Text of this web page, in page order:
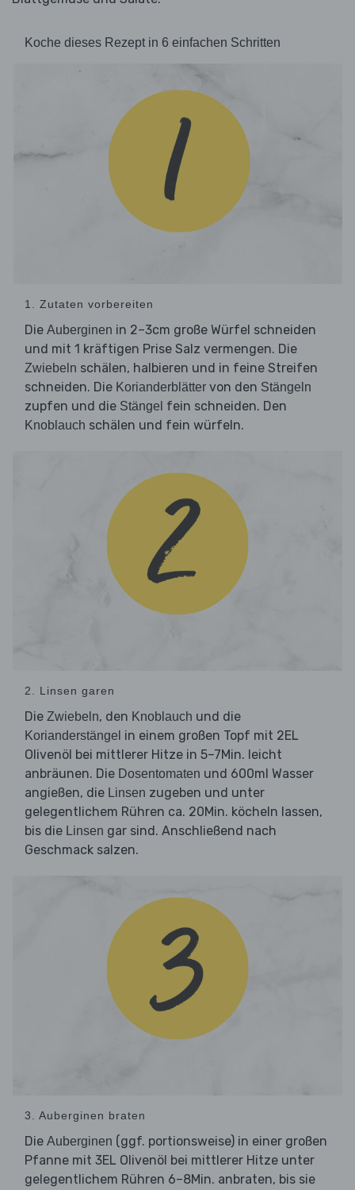
Koche dieses Rezept in 6 einfachen Schritten
1. Zutaten vorbereiten
Die Auberginen in 2–3cm große Würfel schneiden
und mit 1 kräftigen Prise Salz vermengen. Die
Zwiebeln schälen, halbieren und in feine Streifen
schneiden. Die Korianderblätter von den Stängeln
zupfen und die Stängel fein schneiden. Den
Knoblauch schälen und fein würfeln.
2. Linsen garen
Die Zwiebeln, den Knoblauch und die
Korianderstängel in einem großen Topf mit 2EL
Olivenöl bei mittlerer Hitze in 5–7Min. leicht
anbräunen. Die Dosentomaten und 600ml Wasser
angießen, die Linsen zugeben und unter
gelegentlichem Rühren ca. 20Min. köcheln lassen,
bis die Linsen gar sind. Anschließend nach
Geschmack salzen.
3. Auberginen braten
Die Auberginen (ggf. portionsweise) in einer großen
Pfanne mit 3EL Olivenöl bei mittlerer Hitze unter
gelegentlichem Rühren 6–8Min. anbraten, bis sie